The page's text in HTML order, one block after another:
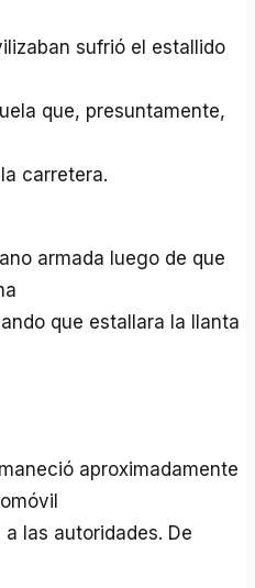
sufrió el estallido
que, presuntamente,
carretera.
armada luego de que
que estallara la llanta
aproximadamente
las autoridades. De